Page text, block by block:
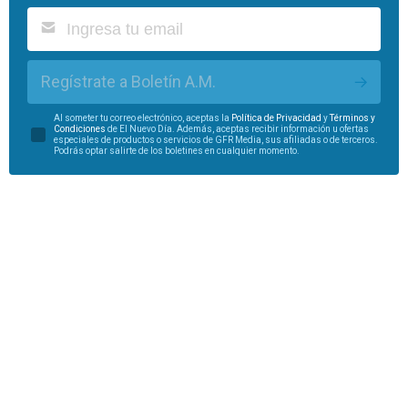
Regístrate a Boletín A.M.
Al someter tu correo electrónico, aceptas la Política de Privacidad yTérminos y
Condiciones de El Nuevo Día. Además, aceptas recibir información u ofertas
especiales de productos o servicios de GFR Media, sus afiliadas o de terceros.
Podrás optar salirte de los boletines en cualquier momento.